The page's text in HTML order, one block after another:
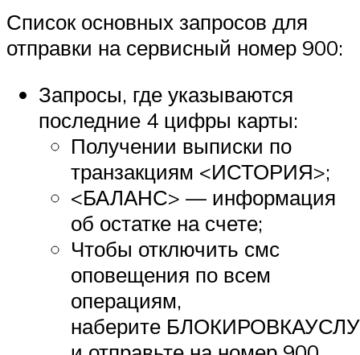
Список основных запросов для
отправки на сервисный номер 900:
Запросы, где указываются
последние 4 цифры карты:
Получении выписки по
транзакциям <ИСТОРИЯ>;
<БАЛАНС> — информация
об остатке на счете;
Чтобы отключить смс
оповещения по всем
операциям,
наберите